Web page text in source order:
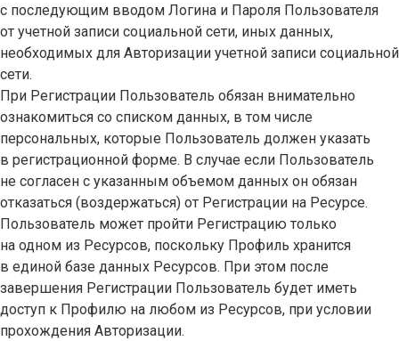
с последующим вводом Логина и Пароля Пользователя
от учетной записи социальной сети, иных данных,
необходимых для Авторизации учетной записи социальной
сети.
При Регистрации Пользователь обязан внимательно
ознакомиться со списком данных, в том числе
персональных, которые Пользователь должен указать
в регистрационной форме. В случае если Пользователь
не согласен с указанным объемом данных он обязан
отказаться (воздержаться) от Регистрации на Ресурсе.
Пользователь может пройти Регистрацию только
на одном из Ресурсов, поскольку Профиль хранится
в единой базе данных Ресурсов. При этом после
завершения Регистрации Пользователь будет иметь
доступ к Профилю на любом из Ресурсов, при условии
прохождения Авторизации.